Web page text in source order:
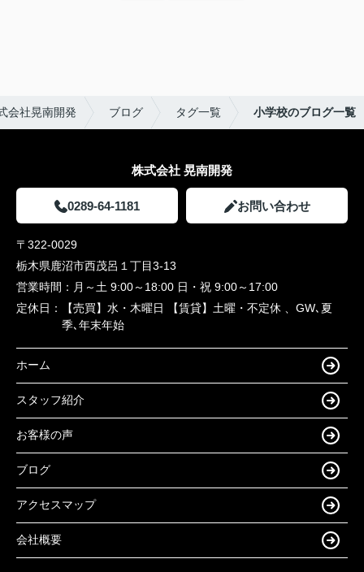
会社晃南開発 ブログ タグ一覧 小学校のブログ一覧
株式会社 晃南開発
0289-64-1181 お問い合わせ
〒322-0029
栃木県鹿沼市西茂呂１丁目3-13
営業時間： 月～土 9:00～18:00 日・祝 9:00～17:00
定休日：
【売買】水・木曜日 【賃貸】土曜・不定休 、GW､夏
季､年末年始
ホーム
スタッフ紹介
お客様の声
ブログ
アクセスマップ
会社概要